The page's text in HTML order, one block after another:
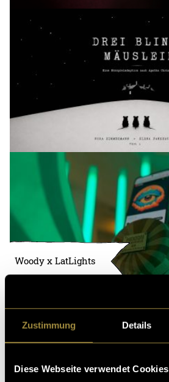
Zustimmung Details
Diese Webseite verwendet Cookies
Woody x LatLights